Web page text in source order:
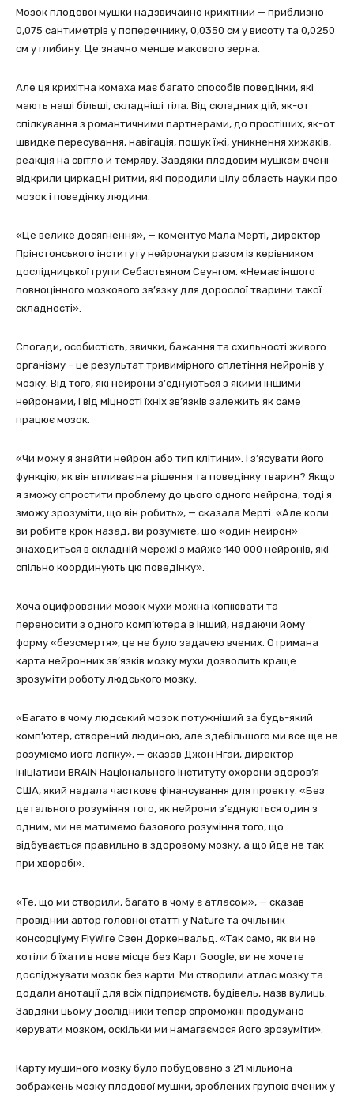
Мозок плодової мушки надзвичайно крихітний — приблизно
0,075 сантиметрів у поперечнику, 0,0350 см у висоту та 0,0250
см у глибину. Це значно менше макового зерна.
Але ця крихітна комаха має багато способів поведінки, які
мають наші більші, складніші тіла. Від складних дій, як-от
спілкування з романтичними партнерами, до простіших, як-от
швидке пересування, навігація, пошук їжі, уникнення хижаків,
реакція на світло й темряву. Завдяки плодовим мушкам вчені
відкрили циркадні ритми, які породили цілу область науки про
мозок і поведінку людини.
«Це велике досягнення», — коментує Мала Мерті, директор
Прінстонського інституту нейронауки разом із керівником
дослідницької групи Себастьяном Сеунгом. «Немає іншого
повноцінного мозкового зв’язку для дорослої тварини такої
складності».
Спогади, особистість, звички, бажання та схильності живого
організму – це результат тривимірного сплетіння нейронів у
мозку. Від того, які нейрони з’єднуються з якими іншими
нейронами, і від міцності їхніх зв’язків залежить як саме
працює мозок.
«Чи можу я знайти нейрон або тип клітини». і з’ясувати його
функцію, як він впливає на рішення та поведінку тварин? Якщо
я зможу спростити проблему до цього одного нейрона, тоді я
зможу зрозуміти, що він робить», — сказала Мерті. «Але коли
ви робите крок назад, ви розумієте, що «один нейрон»
знаходиться в складній мережі з майже 140 000 нейронів, які
спільно координують цю поведінку».
Хоча оцифрований мозок мухи можна копіювати та
переносити з одного комп’ютера в інший, надаючи йому
форму «безсмертя», це не було задачею вчених. Отримана
карта нейронних зв’язків мозку мухи дозволить краще
зрозуміти роботу людського мозку.
«Багато в чому людський мозок потужніший за будь-який
комп’ютер, створений людиною, але здебільшого ми все ще не
розуміємо його логіку», — сказав Джон Нгай, директор
Ініціативи BRAIN Національного інституту охорони здоров’я
США, який надала часткове фінансування для проекту. «Без
детального розуміння того, як нейрони з’єднуються один з
одним, ми не матимемо базового розуміння того, що
відбувається правильно в здоровому мозку, а що йде не так
при хворобі».
«Те, що ми створили, багато в чому є атласом», — сказав
провідний автор головної статті у Nature та очільник
консорціуму FlyWire Свен Доркенвальд. «Так само, як ви не
хотіли б їхати в нове місце без Карт Google, ви не хочете
досліджувати мозок без карти. Ми створили атлас мозку та
додали анотації для всіх підприємств, будівель, назв вулиць.
Завдяки цьому дослідники тепер спроможні продумано
керувати мозком, оскільки ми намагаємося його зрозуміти».
Карту мушиного мозку було побудовано з 21 мільйона
зображень мозку плодової мушки, зроблених групою вчених у